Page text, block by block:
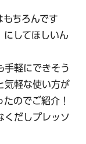
もちろんです
にしてほしいん
手軽にできそう
気軽な使い方が
のでご紹介！
くだしプレッソ